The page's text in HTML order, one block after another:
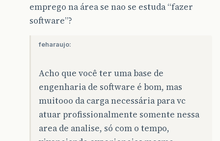
emprego na área se nao se estuda “fazer
software”?
feharaujo:
Acho que você ter uma base de
engenharia de software é bom, mas
muitooo da carga necessária para vc
atuar profissionalmente somente nessa
area de analise, só com o tempo,